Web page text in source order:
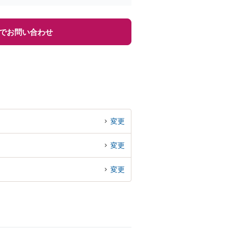
お問い合わせ
変更
変更
変更